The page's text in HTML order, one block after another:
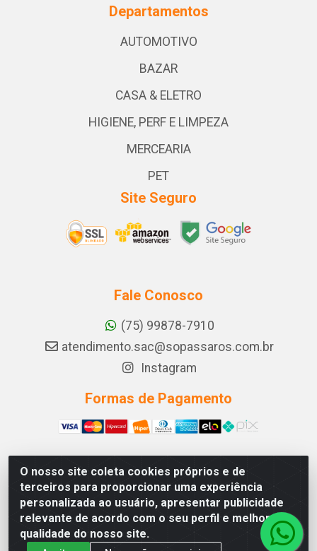
O nosso site coleta cookies próprios e de
terceiros para proporcionar uma experiência
personalizada ao usuário, apresentar publicidade
relevante de acordo com o seu perfil e melhorar a
qualidade do nosso site.
Departamentos
AUTOMOTIVO
BAZAR
CASA & ELETRO
HIGIENE, PERF E LIMPEZA
MERCEARIA
PET
Site Seguro
Fale Conosco
(75) 99878-7910
atendimento.sac@sopassaros.com.br
Instagram
Formas de Pagamento
A PINA DOS SANTOS DELEZZOTTE LTDA - RODOVIA BA
233, 27 - ZONA RURAL, ITABERABA/BA - CEP 46.880-
000 - CNPJ 30.578.948/0001-90